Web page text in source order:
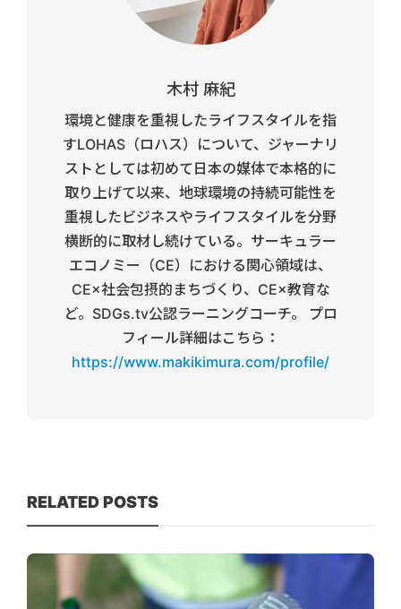
木村 麻紀
環境と健康を重視したライフスタイルを指
すLOHAS（ロハス）について、ジャーナリ
ストとしては初めて日本の媒体で本格的に
取り上げて以来、地球環境の持続可能性を
重視したビジネスやライフスタイルを分野
横断的に取材し続けている。サーキュラー
エコノミー（CE）における関心領域は、
CE×社会包摂的まちづくり、CE×教育な
ど。SDGs.tv公認ラーニングコーチ。 プロ
フィール詳細はこちら：
https://www.makikimura.com/profile/
RELATED POSTS